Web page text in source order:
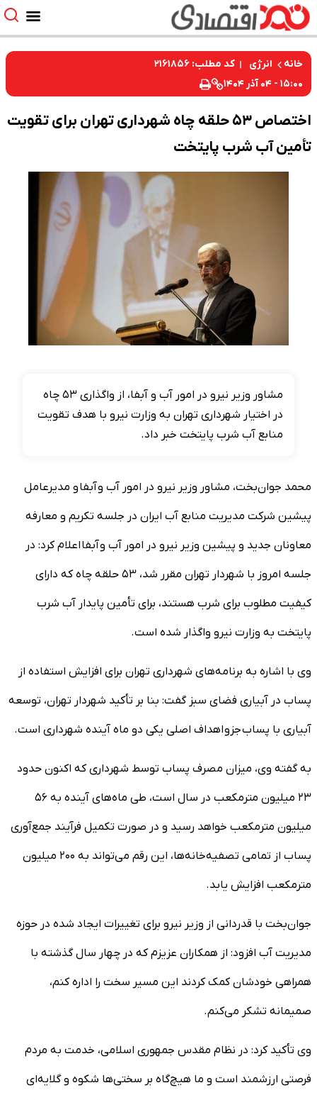
خانه انرژی
کد مطلب: ۲۱۶۱۸۵۶
۱۵:۰۰ - ۰۴ آذر ۱۴۰۴
اختصاص ۵۳ حلقه چاه شهرداری تهران برای تقویت
تأمین آب شرب پایتخت
مشاور وزیر نیرو در امور آب و آبفا، از واگذاری ۵۳ چاه
در اختیار شهرداری تهران به وزارت نیرو با هدف تقویت
منابع آب شرب پایتخت خبر داد.
محمد جوان‌بخت، مشاور وزیر نیرو در امور آب و آبفا و مدیرعامل
پیشین شرکت مدیریت منابع آب ایران در جلسه تکریم و معارفه
معاونان جدید و پیشین وزیر نیرو در امور آب و آبفا اعلام کرد: در
جلسه امروز با شهردار تهران مقرر شد، ۵۳ حلقه چاه که دارای
کیفیت مطلوب برای شرب هستند، برای تأمین پایدار آب شرب
پایتخت به وزارت نیرو واگذار شده است.
وی با اشاره به برنامه‌های شهرداری تهران برای افزایش استفاده از
پساب در آبیاری فضای سبز گفت: بنا بر تأکید شهردار تهران، توسعه
آبیاری با پساب جزو اهداف اصلی یکی دو ماه آینده شهرداری است.
به گفته وی، میزان مصرف پساب توسط شهرداری که اکنون حدود
۲۳ میلیون مترمکعب در سال است، طی ماه‌های آینده به ۵۶
میلیون مترمکعب خواهد رسید و در صورت تکمیل فرآیند جمع‌آوری
پساب از تمامی تصفیه‌خانه‌ها، این رقم می‌تواند به ۲۰۰ میلیون
مترمکعب افزایش یابد.
جوان‌بخت با قدردانی از وزیر نیرو برای تغییرات ایجاد شده در حوزه
مدیریت آب افزود: از همکاران عزیزم که در چهار سال گذشته با
همراهی خودشان کمک کردند این مسیر سخت را اداره کنم،
صمیمانه تشکر می‌کنم.
وی تأکید کرد: در نظام مقدس جمهوری اسلامی، خدمت به مردم
فرصتی ارزشمند است و ما هیچ‌گاه بر سختی‌ها شکوه و گلایه‌ای